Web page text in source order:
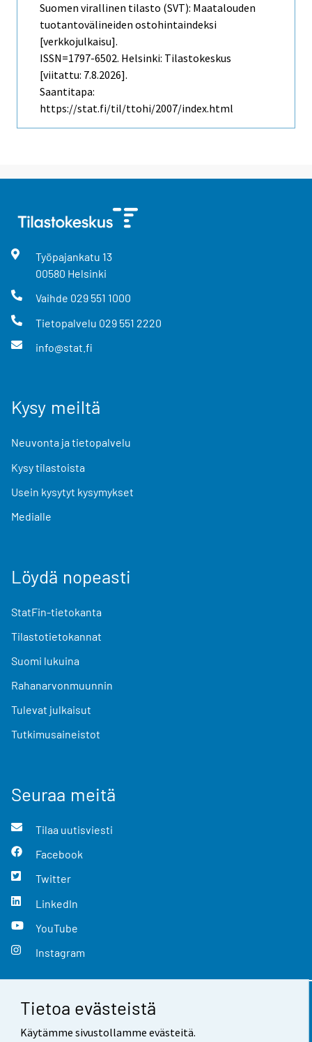
Tietoa evästeistä
Käytämme sivustollamme evästeitä.
Suomen virallinen tilasto (SVT): Maatalouden
tuotantovälineiden ostohintaindeksi
[verkkojulkaisu].
ISSN=1797-6502. Helsinki: Tilastokeskus
[viitattu: 7.8.2026].
Saantitapa:
https://stat.fi/til/ttohi/2007/index.html
Työpajankatu 13
00580 Helsinki
Vaihde 029 551 1000
Tietopalvelu 029 551 2220
info@stat.fi
Kysy meiltä
Neuvonta ja tietopalvelu
Kysy tilastoista
Usein kysytyt kysymykset
Medialle
Löydä nopeasti
StatFin-tietokanta
Tilastotietokannat
Suomi lukuina
Rahanarvonmuunnin
Tulevat julkaisut
Tutkimusaineistot
Seuraa meitä
Tilaa uutisviesti
Facebook
Twitter
LinkedIn
YouTube
Instagram
Yhteystiedot